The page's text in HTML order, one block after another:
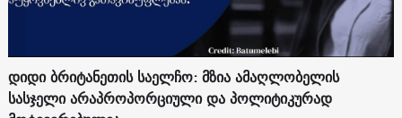
დიდი ბრიტანეთის საელჩო: მზია ამაღლობელის
სასჯელი არაპროპორციული და პოლიტიკურად